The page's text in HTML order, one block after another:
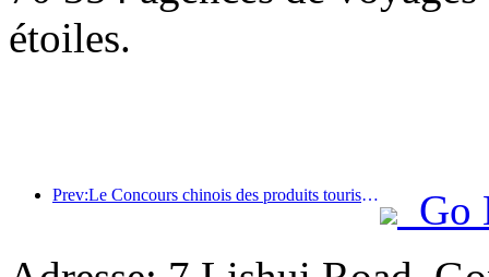
étoiles.
Prev:Le Concours chinois des produits touristiques s'est tenu avec succès à Xiangtan, dans le Hunan.
Go